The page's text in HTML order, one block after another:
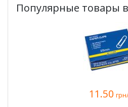
Популярные товары
11.50